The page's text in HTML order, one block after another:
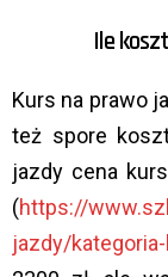
Ile
Kurs na prawo
też spore
jazdy cena
(https://
jazdy/